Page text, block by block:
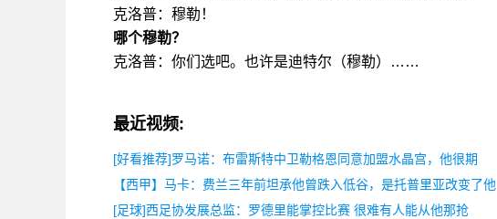
克洛普：穆勒！
哪个穆勒？
克洛普：你们选吧。也许是迪特尔（穆勒）……
最近视频:
[好看推荐]罗马诺：布雷斯特中卫勒格恩同意加盟水晶宫，他很期
【西甲】马卡：费兰三年前坦承他曾跌入低谷，是托普里亚改变了他
[足球]西足协发展总监：罗德里能掌控比赛 很难有人能从他那抢